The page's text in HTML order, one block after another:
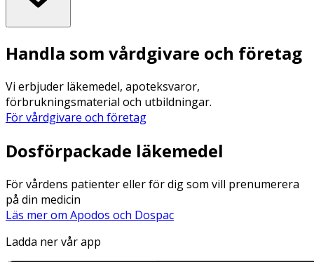
Handla som vårdgivare och företag
Vi erbjuder läkemedel, apoteksvaror,
förbrukningsmaterial och utbildningar.
För vårdgivare och företag
Dosförpackade läkemedel
För vårdens patienter eller för dig som vill prenumerera
på din medicin
Läs mer om Apodos och Dospac
Ladda ner vår app